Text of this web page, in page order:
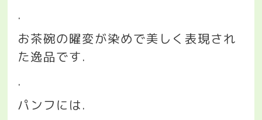
.
お茶碗の曜変が染めで美しく表現され
た逸品です.
.
パンフには.